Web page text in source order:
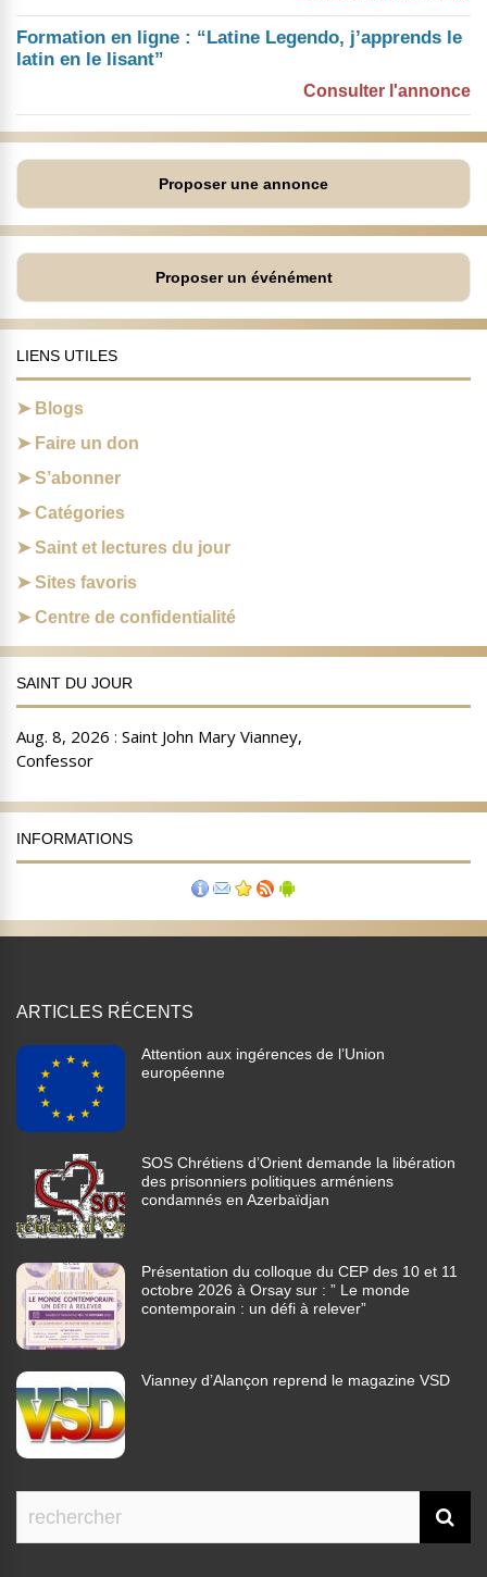
Formation en ligne : “Latine Legendo, j’apprends le
latin en le lisant”
Consulter l'annonce
Proposer une annonce
Proposer un événément
LIENS UTILES
Blogs
Faire un don
S’abonner
Catégories
Saint et lectures du jour
Sites favoris
Centre de confidentialité
SAINT DU JOUR
INFORMATIONS
ARTICLES RÉCENTS
Attention aux ingérences de l’Union
européenne
SOS Chrétiens d’Orient demande la libération
des prisonniers politiques arméniens
condamnés en Azerbaïdjan
Présentation du colloque du CEP des 10 et 11
octobre 2026 à Orsay sur : ” Le monde
contemporain : un défi à relever”
Vianney d’Alançon reprend le magazine VSD